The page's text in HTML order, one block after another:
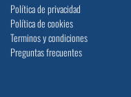
Política de privacidad
Política de cookies
Terminos y condiciones
Preguntas frecuentes